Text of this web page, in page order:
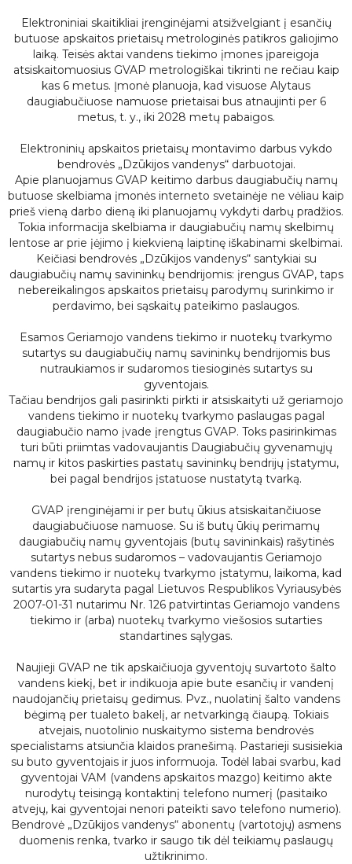
Elektroniniai skaitikliai įrenginėjami atsižvelgiant į esančių
butuose apskaitos prietaisų metrologinės patikros galiojimo
laiką. Teisės aktai vandens tiekimo įmones įpareigoja
atsiskaitomuosius GVAP metrologiškai tikrinti ne rečiau kaip
kas 6 metus. Įmonė planuoja, kad visuose Alytaus
daugiabučiuose namuose prietaisai bus atnaujinti per 6
metus, t. y., iki 2028 metų pabaigos.
Elektroninių apskaitos prietaisų montavimo darbus vykdo
bendrovės „Dzūkijos vandenys“ darbuotojai.
Apie planuojamus GVAP keitimo darbus daugiabučių namų
butuose skelbiama įmonės interneto svetainėje ne vėliau kaip
prieš vieną darbo dieną iki planuojamų vykdyti darbų pradžios.
Tokia informacija skelbiama ir daugiabučių namų skelbimų
lentose ar prie įėjimo į kiekvieną laiptinę iškabinami skelbimai.
Keičiasi bendrovės „Dzūkijos vandenys“ santykiai su
daugiabučių namų savininkų bendrijomis: įrengus GVAP, taps
nebereikalingos apskaitos prietaisų parodymų surinkimo ir
perdavimo, bei sąskaitų pateikimo paslaugos.
Esamos Geriamojo vandens tiekimo ir nuotekų tvarkymo
sutartys su daugiabučių namų savininkų bendrijomis bus
nutraukiamos ir sudaromos tiesioginės sutartys su
gyventojais.
Tačiau bendrijos gali pasirinkti pirkti ir atsiskaityti už geriamojo
vandens tiekimo ir nuotekų tvarkymo paslaugas pagal
daugiabučio namo įvade įrengtus GVAP. Toks pasirinkimas
turi būti priimtas vadovaujantis Daugiabučių gyvenamųjų
namų ir kitos paskirties pastatų savininkų bendrijų įstatymu,
bei pagal bendrijos įstatuose nustatytą tvarką.
GVAP įrenginėjami ir per butų ūkius atsiskaitančiuose
daugiabučiuose namuose. Su iš butų ūkių perimamų
daugiabučių namų gyventojais (butų savininkais) rašytinės
sutartys nebus sudaromos – vadovaujantis Geriamojo
vandens tiekimo ir nuotekų tvarkymo įstatymu, laikoma, kad
sutartis yra sudaryta pagal Lietuvos Respublikos Vyriausybės
2007-01-31 nutarimu Nr. 126 patvirtintas Geriamojo vandens
tiekimo ir (arba) nuotekų tvarkymo viešosios sutarties
standartines sąlygas.
Naujieji GVAP ne tik apskaičiuoja gyventojų suvartoto šalto
vandens kiekį, bet ir indikuoja apie bute esančių ir vandenį
naudojančių prietaisų gedimus. Pvz., nuolatinį šalto vandens
bėgimą per tualeto bakelį, ar netvarkingą čiaupą. Tokiais
atvejais, nuotolinio nuskaitymo sistema bendrovės
specialistams atsiunčia klaidos pranešimą. Pastarieji susisiekia
su buto gyventojais ir juos informuoja. Todėl labai svarbu, kad
gyventojai VAM (vandens apskaitos mazgo) keitimo akte
nurodytų teisingą kontaktinį telefono numerį (pasitaiko
atvejų, kai gyventojai nenori pateikti savo telefono numerio).
Bendrovė „Dzūkijos vandenys“ abonentų (vartotojų) asmens
duomenis renka, tvarko ir saugo tik dėl teikiamų paslaugų
užtikrinimo.